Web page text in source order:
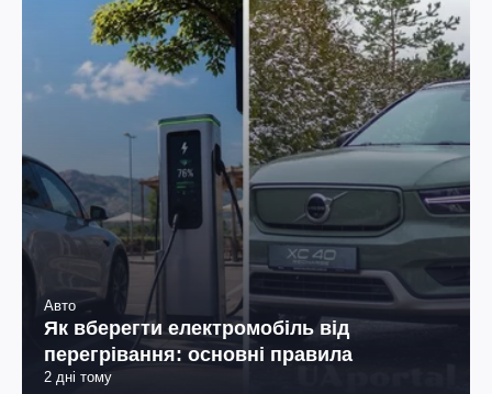
Авто
Як вберегти електромобіль від
перегрівання: основні правила
2 дні тому